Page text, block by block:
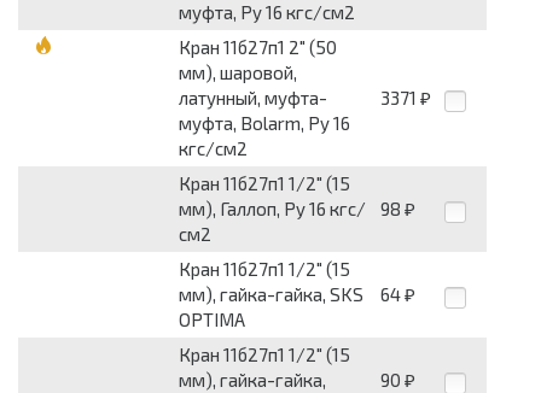
муфта, Py 16 кгс/см2
Кран 11б27п1 2" (50
мм), шаровой,
латунный, муфта-
муфта, Bolarm, Py 16
кгс/см2
3371 ₽
Кран 11б27п1 1/2" (15
мм), Галлоп, Py 16 кгс/
см2
98 ₽
Кран 11б27п1 1/2" (15
мм), гайка-гайка, SKS
OPTIMA
64 ₽
Кран 11б27п1 1/2" (15
мм), гайка-гайка,
90 ₽